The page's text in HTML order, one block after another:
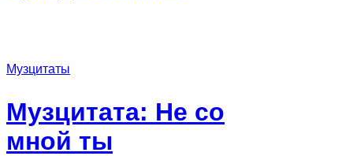
Музцитаты
Музцитата: Не со
мной ты